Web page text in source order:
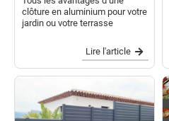
clôture en aluminium pour votre
jardin ou votre terrasse
Lire l'article